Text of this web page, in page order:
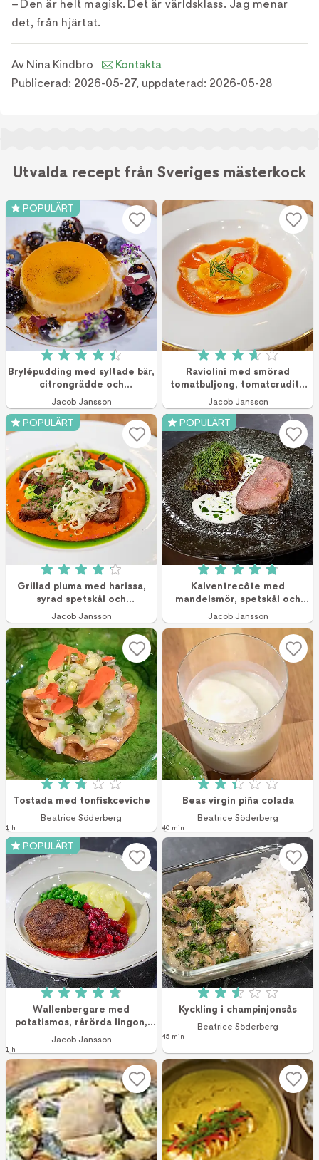
– Den är helt magisk. Det är världsklass. Jag menar
det, från hjärtat.
Av Nina Kindbro
Kontakta
Publicerad: 2026-05-27, uppdaterad: 2026-05-28
Utvalda recept från Sveriges mästerkock
POPULÄRT
Betyg: 4.5 av 5 (11 röster)
Brylépudding med syltade bär,
citrongrädde och
kardemummasmul
Jacob Jansson
Betyg: 3.7 av 5
Raviolini med smörad
tomatbuljong, tomatcrudité
och dill
Jacob Jansson
POPULÄRT
Betyg: 4.1 av 5 (15 röster)
Grillad pluma med harissa,
syrad spetskål och
gräslöksmajonnäs
Jacob Jansson
POPULÄRT
Betyg: 4.8 av 5
Kalventrecôte med
mandelsmör, spetskål och
skummad ostsås
Jacob Jansson
Betyg: 2.8 av 5 (45 röster)
Tostada med tonfiskceviche
Beatrice Söderberg
1 h
Betyg: 2.4 av 5
Beas virgin piña colada
Beatrice Söderberg
40 min
POPULÄRT
Betyg: 4.9 av 5 (87 röster)
Wallenbergare med
potatismos, rårörda lingon,
ärtor och skirat smör
Jacob Jansson
1 h
Betyg: 2.6 av 5
Kyckling i champinjonsås
Beatrice Söderberg
45 min